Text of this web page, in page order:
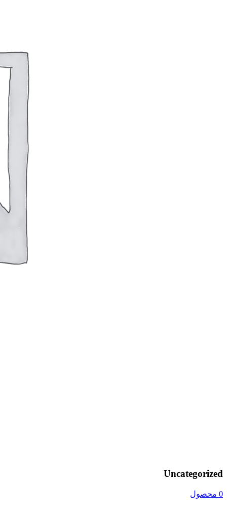
Uncategorized
0 محصول